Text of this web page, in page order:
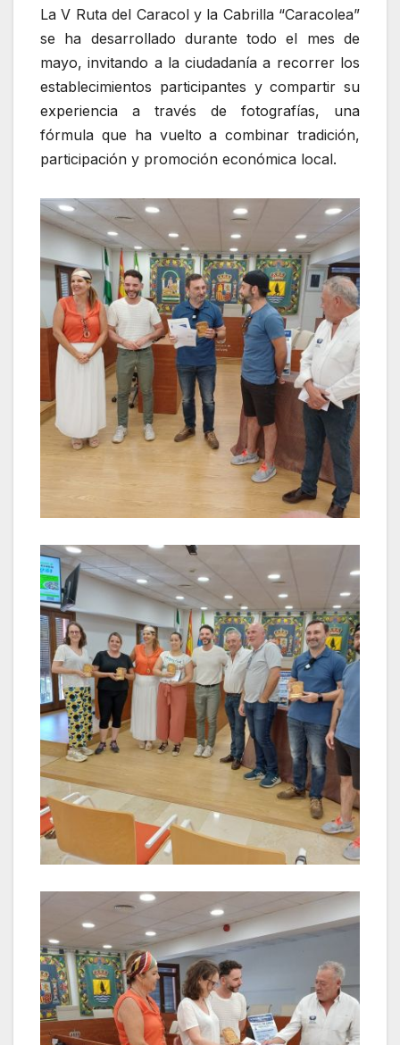
La V Ruta del Caracol y la Cabrilla “Caracolea”
se ha desarrollado durante todo el mes de
mayo, invitando a la ciudadanía a recorrer los
establecimientos participantes y compartir su
experiencia a través de fotografías, una
fórmula que ha vuelto a combinar tradición,
participación y promoción económica local.